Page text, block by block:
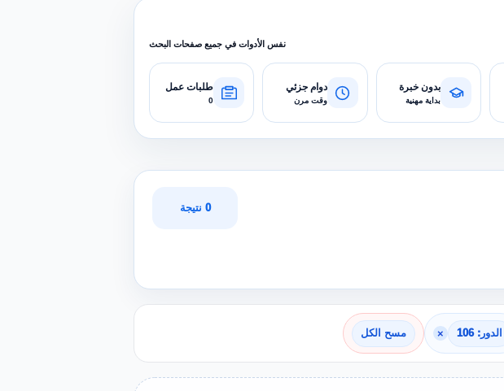
نفس الأدوات في جميع صفحات البحث
بدون خبرة
بداية مهنية
دوام جزئي
وقت مرن
طلبات عمل
0
0 نتيجة
الدور: 106 × مسح الكل